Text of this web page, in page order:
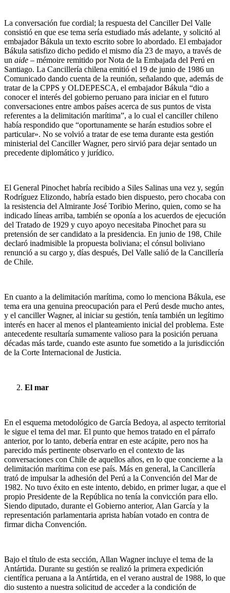
La conversación fue cordial; la respuesta del Canciller Del Valle
consistió en que ese tema sería estudiado más adelante, y solicitó al
embajador Bákula un texto escrito sobre lo abordado. El embajador
Bákula satisfizo dicho pedido el mismo día 23 de mayo, a través de
un aide – mémoire remitido por Nota de la Embajada del Perú en
Santiago. La Cancillería chilena emitió el 19 de junio de 1986 un
Comunicado dando cuenta de la reunión, señalando que, además de
tratar de la CPPS y OLDEPESCA, el embajador Bákula “dio a
conocer el interés del gobierno peruano para iniciar en el futuro
conversaciones entre ambos países acerca de sus puntos de vista
referentes a la delimitación marítima”, a lo cual el canciller chileno
había respondido que “oportunamente se harán estudios sobre el
particular». No se volvió a tratar de ese tema durante esta gestión
ministerial del Canciller Wagner, pero sirvió para dejar sentado un
precedente diplomático y jurídico.
El General Pinochet habría recibido a Siles Salinas una vez y, según
Rodríguez Elizondo, habría estado bien dispuesto, pero chocaba con
la resistencia del Almirante José Toribio Merino, quien, como se ha
indicado líneas arriba, también se oponía a los acuerdos de ejecución
del Tratado de 1929 y cuyo apoyo necesitaba Pinochet para su
pretensión de ser candidato a la presidencia. En junio de 198, Chile
declaró inadmisible la propuesta boliviana; el cónsul boliviano
renunció a su cargo y, días después, Del Valle salió de la Cancillería
de Chile.
En cuanto a la delimitación marítima, como lo menciona Bákula, ese
tema era una genuina preocupación para el Perú desde mucho antes,
y el canciller Wagner, al iniciar su gestión, tenía también un legítimo
interés en hacer al menos el planteamiento inicial del problema. Este
antecedente resultaría sumamente valioso para la posición peruana
décadas más tarde, cuando este asunto fue sometido a la jurisdicción
de la Corte Internacional de Justicia.
El mar
En el esquema metodológico de García Bedoya, al aspecto territorial
le sigue el tema del mar. El punto que hemos tratado en el párrafo
anterior, por lo tanto, debería entrar en este acápite, pero nos ha
parecido más pertinente observarlo en el contexto de las
conversaciones con Chile de aquellos años, en lo que concierne a la
delimitación marítima con ese país. Más en general, la Cancillería
trató de impulsar la adhesión del Perú a la Convención del Mar de
1982. No tuvo éxito en este intento, debido, en primer lugar, a que el
propio Presidente de la República no tenía la convicción para ello.
Siendo diputado, durante el Gobierno anterior, Alan García y la
representación parlamentaria aprista habían votado en contra de
firmar dicha Convención.
Bajo el título de esta sección, Allan Wagner incluye el tema de la
Antártida. Durante su gestión se realizó la primera expedición
científica peruana a la Antártida, en el verano austral de 1988, lo que
dio sustento a nuestra solicitud de acceder a la condición de